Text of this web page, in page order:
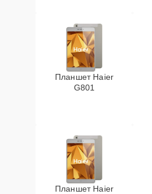
Планшет Haier
G801
Планшет Haier